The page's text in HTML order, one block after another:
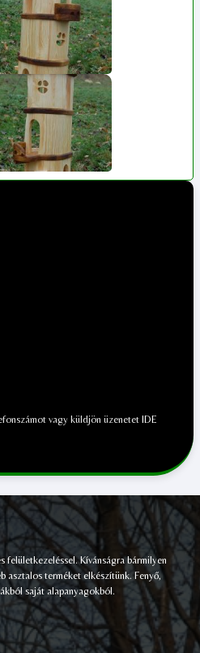
vagy küldjön üzenetetIDE
felületkezeléssel. Kívánságra bármilyen
asztalos terméket elkészítünk. Fenyő,
saját alapanyagokból.